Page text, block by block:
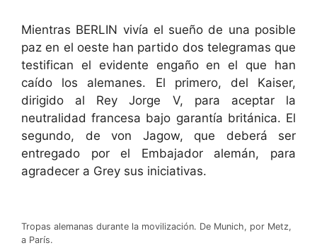
Mientras BERLIN vivía el sueño de una posible
paz en el oeste han partido dos telegramas que
testifican el evidente engaño en el que han
caído los alemanes. El primero, del Kaiser,
dirigido al Rey Jorge V, para aceptar la
neutralidad francesa bajo garantía británica. El
segundo, de von Jagow, que deberá ser
entregado por el Embajador alemán, para
agradecer a Grey sus iniciativas.
Tropas alemanas durante la movilización. De Munich, por Metz,
a París.